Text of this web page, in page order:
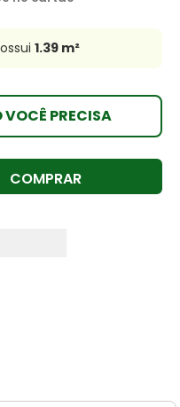
1.39 m²
PRECISA
COMPRAR